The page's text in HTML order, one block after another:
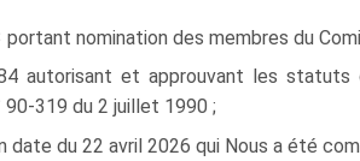
portant nomination des membres du
autorisant et approuvant les
90-319 du 2 juillet 1990 ;
date du 22 avril 2026 qui Nous a été